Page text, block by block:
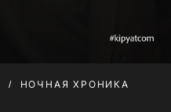
НОЧНАЯ ХРОНИКА